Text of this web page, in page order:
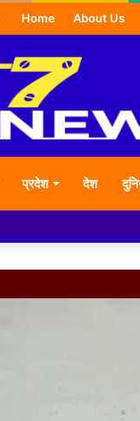
Home About Us
प्रदेश देश